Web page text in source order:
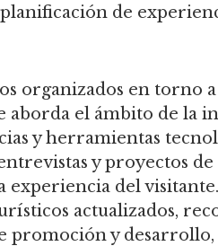
de
organizados en torno
aborda el ámbito de la
y herramientas
y proyectos
del
actualizados,
promoción y